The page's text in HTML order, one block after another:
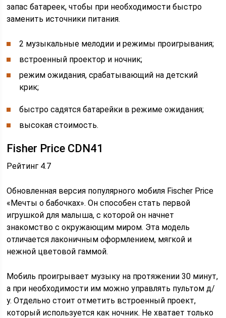
запас батареек, чтобы при необходимости быстро
заменить источники питания.
2 музыкальные мелодии и режимы проигрывания;
встроенный проектор и ночник;
режим ожидания, срабатывающий на детский
крик;
быстро садятся батарейки в режиме ожидания;
высокая стоимость.
Fisher Price CDN41
Рейтинг 4.7
Обновленная версия популярного мобиля Fischer Price
«Мечты о бабочках». Он способен стать первой
игрушкой для малыша, с которой он начнет
знакомство с окружающим миром. Эта модель
отличается лаконичным оформлением, мягкой и
нежной цветовой гаммой.
Мобиль проигрывает музыку на протяжении 30 минут,
а при необходимости им можно управлять пультом д/
у. Отдельно стоит отметить встроенный проект,
который используется как ночник. Не хватает только